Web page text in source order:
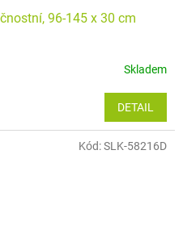
96-145 x 30 cm
Skladem
DETAIL
Kód:SLK-58216D